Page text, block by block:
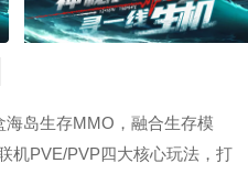
海岛生存MMO ，融合生存模
机PVE/PVP四大核心玩法，打